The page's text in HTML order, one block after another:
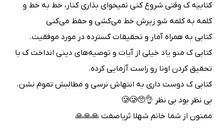
کتابیه ک وقتی شروع کنی نمیخوای بذاری کنار، خط به خط و
کلمه به کلمه شو زیرش خط می‌کشی و حفظ می‌کنی
کتابی به همراه آمار و تحقیقات گسترده در مورد موفقیت.
کتابی ک منو یاد خیلی از آیات و توصیه‌های دینی انداخت ک با
تحقیق کردن اونا رو راست آزمایی کرده.
کتابی ک دوست داری به انتهاش نرسی و مطالبش تموم نشن.
بی نظر بود بی نظر 👌🥺🥲🥲
ممنون از شما خانم شهلا ثریاصفت 🙏🙏🙏